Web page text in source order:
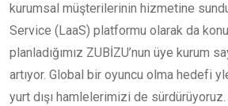
kurumsal müşterilerinin hizmetine
Service (LaaS) platformu olarak da
planladığımız ZUBİZU’nun üye kurum
artıyor. Global bir oyuncu olma hedefi
yurt dışı hamlelerimizi de sürdürüyoruz.